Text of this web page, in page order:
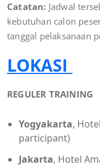
Catatan: Jadwal
kebutuhan calon
tanggal pelaksanaan
LOKASI
REGULER TRAINING
Yogyakarta,
participant)
Jakarta, Hotel